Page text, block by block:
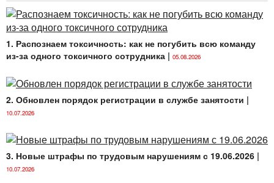
1. Распознаем токсичность: как не погубить всю команду
из-за одного токсичного сотрудника | 05.08.2026
2. Обновлен порядок регистрации в службе занятости |
10.07.2026
3. Новые штрафы по трудовым нарушениям с 19.06.2026 |
10.07.2026